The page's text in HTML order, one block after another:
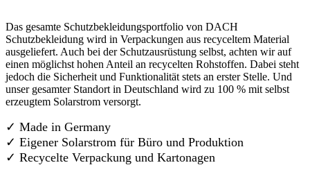
Das gesamte Schutzbekleidungsportfolio von DACH
Schutzbekleidung wird in Verpackungen aus recyceltem Material
ausgeliefert. Auch bei der Schutzausrüstung selbst, achten wir auf
einen möglichst hohen Anteil an recycelten Rohstoffen. Dabei steht
jedoch die Sicherheit und Funktionalität stets an erster Stelle. Und
unser gesamter Standort in Deutschland wird zu 100 % mit selbst
erzeugtem Solarstrom versorgt.
✓ Made in Germany
✓ Eigener Solarstrom für Büro und Produktion
✓ Recycelte Verpackung und Kartonagen